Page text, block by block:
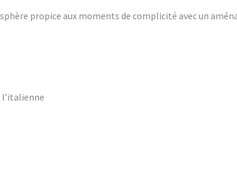
propice aux moments de complicité avec un
l’italienne